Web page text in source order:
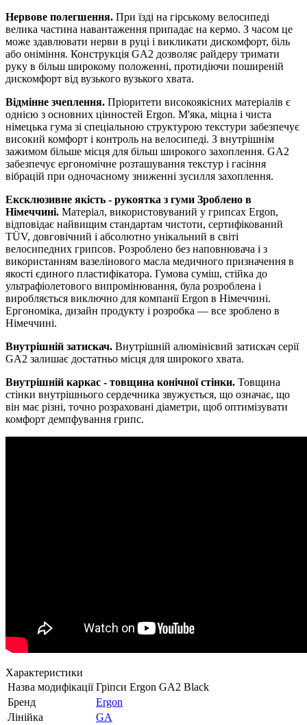
Нервове полегшення. При їзді на гірському велосипеді
велика частина навантаження припадає на кермо. З часом це
може здавлювати нерви в руці і викликати дискомфорт, біль
або оніміння. Конструкція GA2 дозволяє райдеру тримати
руку в більш широкому положенні, протидіючи поширеній
дискомфорт від вузького вузького хвата.
Відмінне зчеплення. Пріоритети високоякісних матеріалів є
однією з основних цінностей Ergon. М'яка, міцна і чиста
німецька гума зі спеціальною структурою текстури забезпечує
високий комфорт і контроль на велосипеді. З внутрішнім
зажимом більше місця для більш широкого захоплення. GA2
забезпечує ергономічне розташування текстур і гасіння
вібрацій при одночасному зниженні зусилля захоплення.
Ексклюзивне якість - рукоятка з гуми Зроблено в
Німеччині. Матеріал, використовуваний у грипсах Ergon,
відповідає найвищим стандартам чистоти, сертифікований
TÜV, довговічний і абсолютно унікальний в світі
велосипедних грипсов. Розроблено без наповнювача і з
використанням вазелінового масла медичного призначення в
якості єдиного пластифікатора. Гумова суміш, стійка до
ультрафіолетового випромінювання, була розроблена і
виробляється виключно для компанії Ergon в Німеччині.
Ергономіка, дизайн продукту і розробка — все зроблено в
Німеччині.
Внутрішній затискач. Внутрішній алюмінієвий затискач серії
GA2 залишає достатньо місця для широкого хвата.
Внутрішній каркас - товщина конічної стінки. Товщина
стінки внутрішнього сердечника звужується, що означає, що
він має різні, точно розраховані діаметри, щоб оптимізувати
комфорт демпфування грипс.
Характеристики
Назва модифікації Гріпси Ergon GA2 Black
Бренд
Ergon
Лінійка
GA